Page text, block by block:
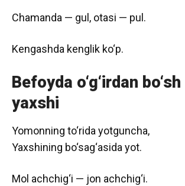
Chamanda — gul, otasi — pul.
Kengashda kenglik ko‘p.
Befoyda o‘g‘irdan
yaxshi
Yomonning to‘rida yotguncha,
Yaxshining bo‘sag‘asida yot.
Mol achchig‘i — jon achchig‘i.